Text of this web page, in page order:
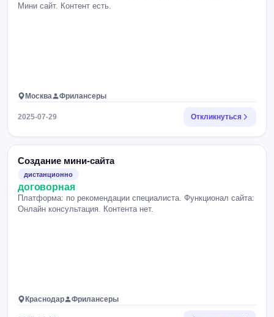
Мини сайт. Контент есть.
Москва Фрилансеры
2025-07-29 Откликнуться
Создание мини-сайта
дистанционно
договорная
Платформа: по рекомендации специалиста. Функционал сайта:
Онлайн консультация. Контента нет.
Краснодар Фрилансеры